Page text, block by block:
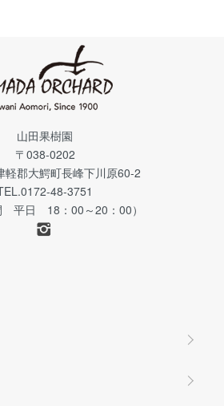
山田果樹園
〒038-0202
軽郡大鰐町長峰下川原60-2
48-3751
平日 18：00～20：00）